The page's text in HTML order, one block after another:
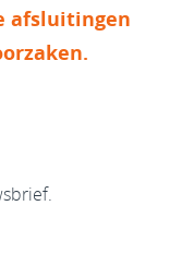
afsluitingen